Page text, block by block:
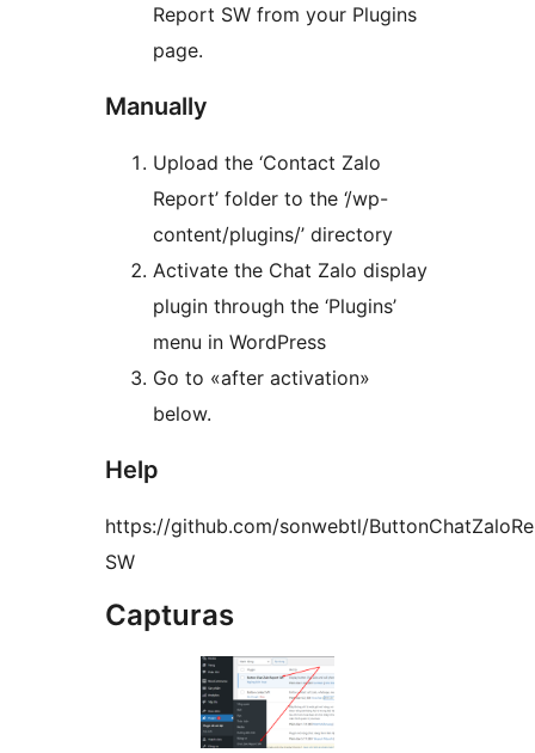
Report SW from your Plugins
page.
Manually
Upload the ‘Contact Zalo
Report’ folder to the ‘/wp-
content/plugins/’ directory
Activate the Chat Zalo display
plugin through the ‘Plugins’
menu in WordPress
Go to «after activation»
below.
Help
https://github.com/sonwebtl/
SW
Capturas